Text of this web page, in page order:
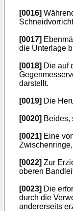
[0016]
[0017]
die Unterlage
[0018] Die auf
darstellt.
[0019] Die
[0020] Beides,
[0021] Eine
[0022] Zur
oberen
[0023] Die
durch die
andererseits